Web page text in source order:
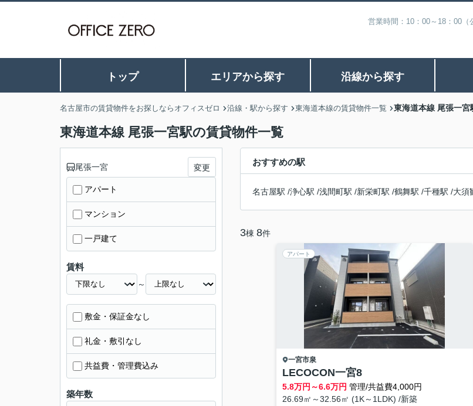
営業時間：10：00～18：00
トップ エリアから探す 沿線から探す
名古屋市の賃貸物件をお探しならオフィスゼロ 沿線・駅から探す 東海道本線の賃貸物件一覧 東海道本線 尾張一宮
東海道本線 尾張一宮駅の賃貸物件一覧
おすすめの駅
名古屋駅 /浄心駅 /浅間町駅 /新栄町駅 /鶴舞駅 /千種駅 /大須
3棟 8件
アパート
一宮市泉
LECOCON一宮8
5.8万円～6.6万円 管理/共益費4,000円
26.69㎡～32.56㎡ (1K～1LDK) /新築
尾張一宮 変更
アパート
マンション
一戸建て
賃料
～
敷金・保証金なし
礼金・敷引なし
共益費・管理費込み
築年数